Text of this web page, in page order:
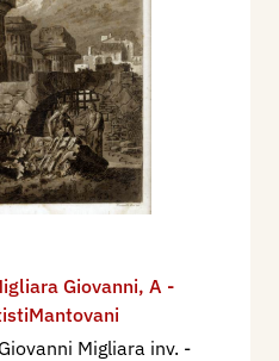
Giovanni, A -
Migliara inv. -